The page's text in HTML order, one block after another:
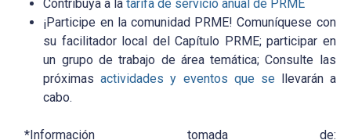
Contribuya a latarifa de servicio anual de PRME
¡Participe en la comunidad PRME! Comuníquese con
su facilitador local del Capítulo PRME; participar en
un grupo de trabajo de área temática; Consulte las
próximasactividades y eventos que sellevarán a
cabo.
*Información tomada de: